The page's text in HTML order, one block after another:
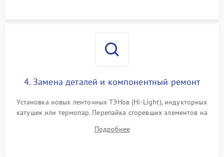
4. Замена деталей и компонентный ремонт
Установка новых ленточных ТЭНов (Hi-Light), индукторных
катушек или термопар. Перепайка сгоревших элементов на
дорожек. Очистка контактов и замена поврежденной
Подробнее